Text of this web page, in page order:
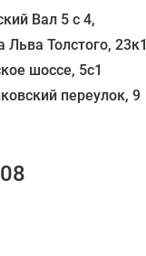
Вал 5 с 4,
Толстого, 23к1
шоссе, 5с1